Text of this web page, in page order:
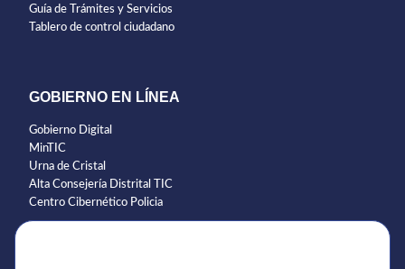
Guía de Trámites y Servicios
Tablero de control ciudadano
GOBIERNO EN LÍNEA
Gobierno Digital
MinTIC
Urna de Cristal
Alta Consejería Distrital TIC
Centro Cibernético Policia